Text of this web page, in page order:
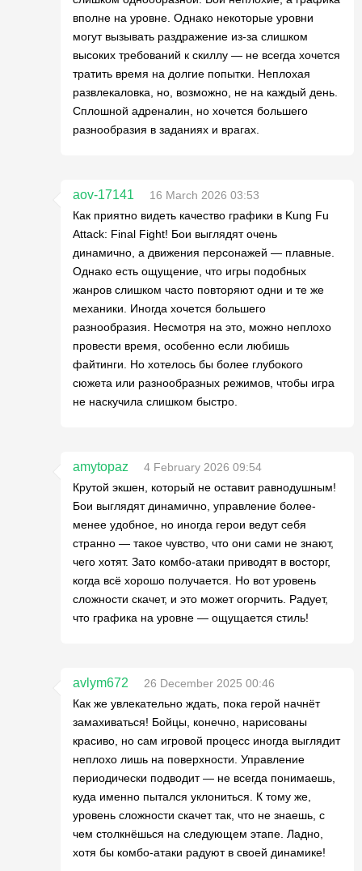
вполне на уровне. Однако некоторые уровни
могут вызывать раздражение из-за слишком
высоких требований к скиллу — не всегда хочется
тратить время на долгие попытки. Неплохая
развлекаловка, но, возможно, не на каждый день.
Сплошной адреналин, но хочется большего
разнообразия в заданиях и врагах.
aov-17141
16 March 2026 03:53
Как приятно видеть качество графики в Kung Fu
Attack: Final Fight! Бои выглядят очень
динамично, а движения персонажей — плавные.
Однако есть ощущение, что игры подобных
жанров слишком часто повторяют одни и те же
механики. Иногда хочется большего
разнообразия. Несмотря на это, можно неплохо
провести время, особенно если любишь
файтинги. Но хотелось бы более глубокого
сюжета или разнообразных режимов, чтобы игра
не наскучила слишком быстро.
amytopaz
4 February 2026 09:54
Крутой экшен, который не оставит равнодушным!
Бои выглядят динамично, управление более-
менее удобное, но иногда герои ведут себя
странно — такое чувство, что они сами не знают,
чего хотят. Зато комбо-атаки приводят в восторг,
когда всё хорошо получается. Но вот уровень
сложности скачет, и это может огорчить. Радует,
что графика на уровне — ощущается стиль!
avlym672
26 December 2025 00:46
Как же увлекательно ждать, пока герой начнёт
замахиваться! Бойцы, конечно, нарисованы
красиво, но сам игровой процесс иногда выглядит
неплохо лишь на поверхности. Управление
периодически подводит — не всегда понимаешь,
куда именно пытался уклониться. К тому же,
уровень сложности скачет так, что не знаешь, с
чем столкнёшься на следующем этапе. Ладно,
хотя бы комбо-атаки радуют в своей динамике!